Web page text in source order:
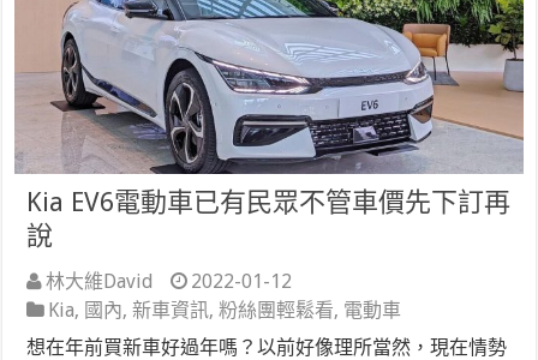
Kia EV6電動車已有民眾不管車價先下訂再
說
林大維David
2022-01-12
Kia, 國內,新車資訊,粉絲團輕鬆看, 電動車
想在年前買新車好過年嗎？以前好像理所當然，現在情勢